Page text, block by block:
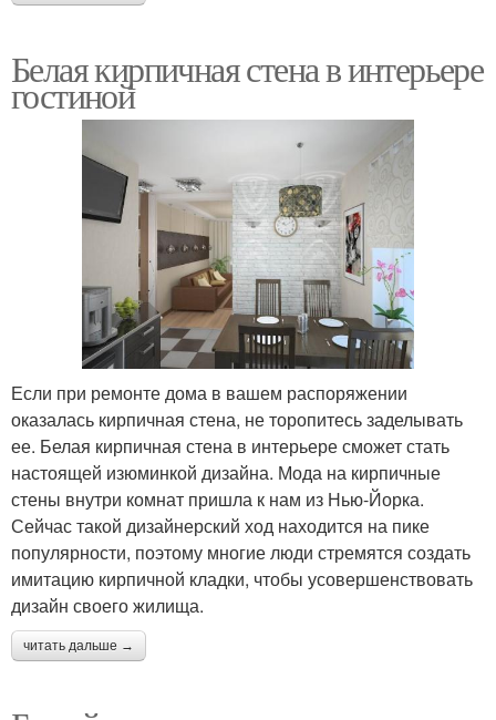
Белая кирпичная стена в интерьере
гостиной
Если при ремонте дома в вашем распоряжении
оказалась кирпичная стена, не торопитесь заделывать
ее. Белая кирпичная стена в интерьере сможет стать
настоящей изюминкой дизайна. Мода на кирпичные
стены внутри комнат пришла к нам из Нью-Йорка.
Сейчас такой дизайнерский ход находится на пике
популярности, поэтому многие люди стремятся создать
имитацию кирпичной кладки, чтобы усовершенствовать
дизайн своего жилища.
читать дальше →